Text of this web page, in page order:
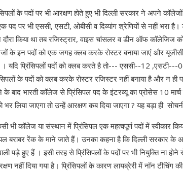
के पदों पर भी आरक्षण होते हुए भी दिल्ली सरकार ने अपने कॉलेजों
पर भी एससी, एसटी, ओबीसी व दिव्यांग श्रेणियों से नहीं भरा
किया था तब रजिस्ट्रार, वाइस चांसलर व डीन ऑफ कॉलेजिज को
के इन पदों को एक जगह क्लब करके रोस्टर बनाया जाएं और
। यदि प्रिंसिपलों पदों को क्लब करते है तो--- एससी--12
के पदों को क्लब करके रोस्टर रजिस्टर नहीं बनाया है और न ही
बाद भारती कॉलेज से प्रिंसिपल पद के इंटरव्यू का प्रोसेस 10
भर लिया जाएगा तो उन्हें आरक्षण कब दिया जाएगा ? यह बड़ा ही
भी कॉलेज या संस्थान में प्रिंसिपल एक महत्वपूर्ण पदों में स्वीकार
बराबर रेंक के माने जाते हैं। उनका कहना है कि दिल्ली
पड़े हुए हैं । इसी तरह से प्रिंसिपलों के पदों पर भी नियुक्ति ना होने
नहीं दिया गया है। प्रिंसिपलों के कारण लायब्रेरी में नॉन टीचिंग की